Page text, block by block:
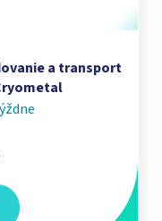
a transport